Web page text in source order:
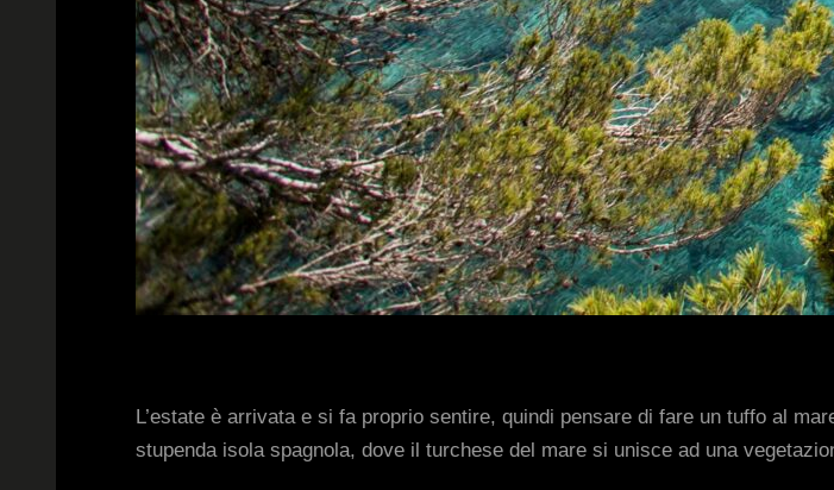
L’estate è arrivata e si fa proprio sentire, quindi pensare di fare un tuffo al
stupenda isola spagnola, dove il turchese del mare si unisce ad una